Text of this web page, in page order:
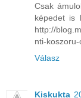
Csak
képedet is
http://
nti-
Válasz
Kiskukta